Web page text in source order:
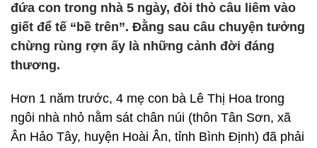
đứa con trong nhà 5 ngày, đòi thò câu liêm vào
giết để tế “bề trên”. Đằng sau câu chuyện tưởng
chừng rùng rợn ấy là những cảnh đời đáng
thương.
Hơn 1 năm trước, 4 mẹ con bà Lê Thị Hoa trong
ngôi nhà nhỏ nằm sát chân núi (thôn Tân Sơn, xã
Ân Hảo Tây, huyện Hoài Ân, tỉnh Bình Định) đã phải